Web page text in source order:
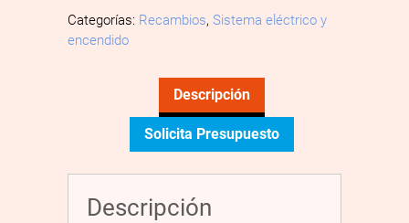
Categorías: Recambios, Sistema eléctrico y
encendido
Descripción
Solicita Presupuesto
Descripción